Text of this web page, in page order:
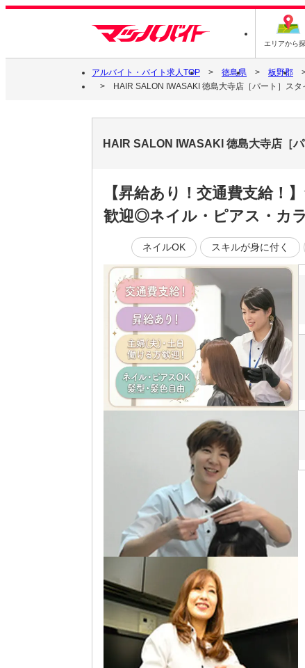
エリアから
アルバイト・バイト求人TOP 徳島県 板野郡
HAIR SALON IWASAKI 徳島大寺店［パート］ス
HAIR SALON IWASAKI 徳島大寺店［
【昇給あり！交通費支給
歓迎◎ネイル・ピアス・カ
ネイルOK スキルが身に付く